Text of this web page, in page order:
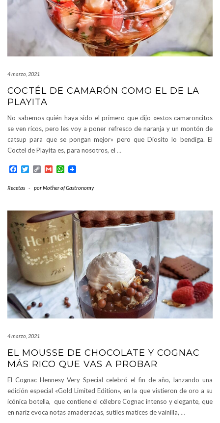
4 marzo, 2021
COCTÉL DE CAMARÓN COMO EL DE LA
PLAYITA
No sabemos quién haya sido el primero que dijo «estos camaroncitos
se ven ricos, pero les voy a poner refresco de naranja y un montón de
catsup para que se pongan mejor» pero que Diosito lo bendiga. El
Coctel de Playita es, para nosotros, el …
Facebook
TwitterCopyGmailWhatsApp
Recetas - porMother of Gastronomy
4 marzo, 2021
EL MOUSSE DE CHOCOLATE Y COGNAC
MÁS RICO QUE VAS A PROBAR
El Cognac Hennesy Very Special celebró el fin de año, lanzando una
edición especial «Gold Limited Edition», en la que vistieron de oro a su
icónica botella, que contiene el célebre Cognac intenso y elegante, que
en nariz evoca notas amaderadas, sutiles matices de vainilla, …